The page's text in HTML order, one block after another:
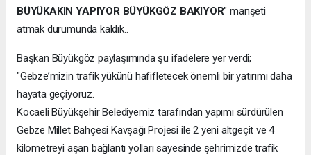
BÜYÜKAKIN YAPIYOR BÜYÜKGÖZ BAKIYOR" manşeti
atmak durumunda kaldık..
Başkan Büyükgöz paylaşımında şu ifadelere yer verdi;
"Gebze’mizin trafik yükünü hafifletecek önemli bir yatırımı daha
hayata geçiyoruz.
Kocaeli Büyükşehir Belediyemiz tarafından yapımı sürdürülen
Gebze Millet Bahçesi Kavşağı Projesi ile 2 yeni altgeçit ve 4
kilometreyi aşan bağlantı yolları sayesinde şehrimizde trafik